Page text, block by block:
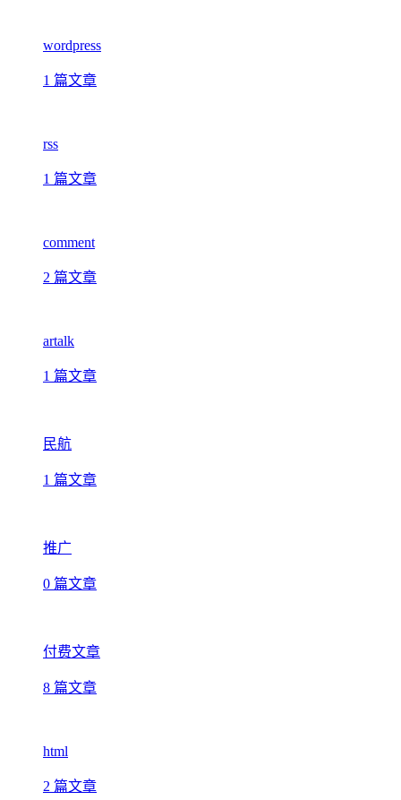
wordpress
1 篇文章
rss
1 篇文章
comment
2 篇文章
artalk
1 篇文章
民航
1 篇文章
推广
0 篇文章
付费文章
8 篇文章
html
2 篇文章